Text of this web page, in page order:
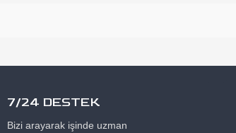
7/24 DESTEK
Bizi arayarak işinde uzman